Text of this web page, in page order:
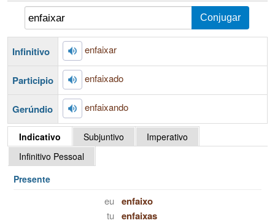
Infinitivo enfaixar
Participio enfaixado
Gerúndio enfaixando
Indicativo Subjuntivo
Imperativo
Infinitivo Pessoal
Presente
eu enfaixo
tu enfaixas